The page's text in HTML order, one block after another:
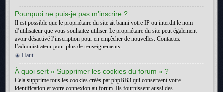
Pourquoi ne puis-je pas m’inscrire ?
Il est possible que le propriétaire du site ait banni votre IP ou interdit le nom
d’utilisateur que vous souhaitez utiliser. Le propriétaire du site peut également
avoir désactivé l’inscription pour en empêcher de nouvelles. Contactez
l’administrateur pour plus de renseignements.
Haut
À quoi sert « Supprimer les cookies du forum » ?
Cela supprime tous les cookies créés par phpBB3 qui conservent votre
identification et votre connexion au forum. Ils fournissent aussi des